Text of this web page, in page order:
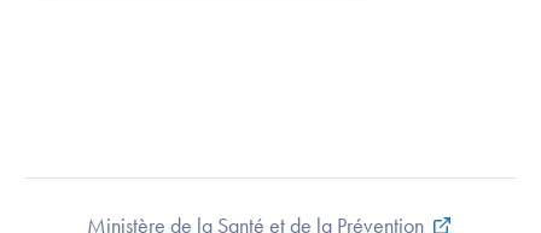
Ministère de la Santé et de la Prévention